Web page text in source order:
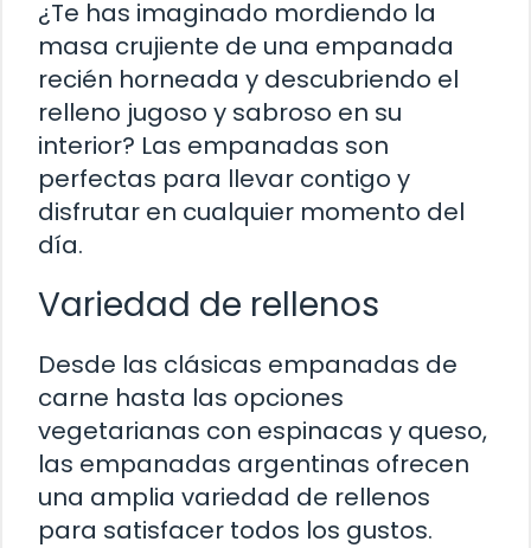
¿Te has imaginado mordiendo la
masa crujiente de una empanada
recién horneada y descubriendo el
relleno jugoso y sabroso en su
interior? Las empanadas son
perfectas para llevar contigo y
disfrutar en cualquier momento del
día.
Variedad de rellenos
Desde las clásicas empanadas de
carne hasta las opciones
vegetarianas con espinacas y queso,
las empanadas argentinas ofrecen
una amplia variedad de rellenos
para satisfacer todos los gustos.